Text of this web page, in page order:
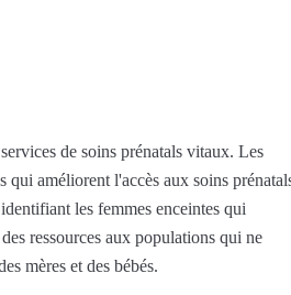
de soins prénatals vitaux. Les
améliorent l'accès aux soins
les femmes enceintes qui
ressources aux populations qui ne
mères et des bébés.